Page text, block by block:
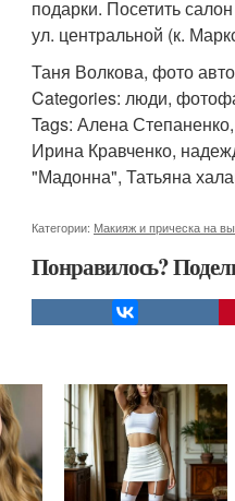
подарки. Посетить
ул. центральной (к.
Таня Волкова, фото
Categories: люди,
Tags: Алена
Ирина Кравченко,
"Мадонна", Татьяна
Категории: Макияж и прическа на
Понравилось?